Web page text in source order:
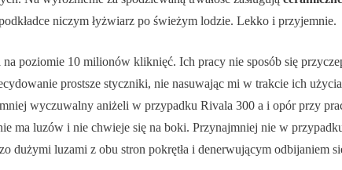
niczym łyżwiarz po świeżym lodzie. Lekko i przyjemnie.
na poziomie 10 milionów kliknięć. Ich pracy nie sposób się
prostsze styczniki, nie nasuwając mi w trakcie ich
wyczuwalny aniżeli w przypadku Rivala 300 a i opór przy
ma luzów i nie chwieje się na boki. Przynajmniej nie w
dużymi luzami z obu stron pokrętła i denerwującym odbijaniem